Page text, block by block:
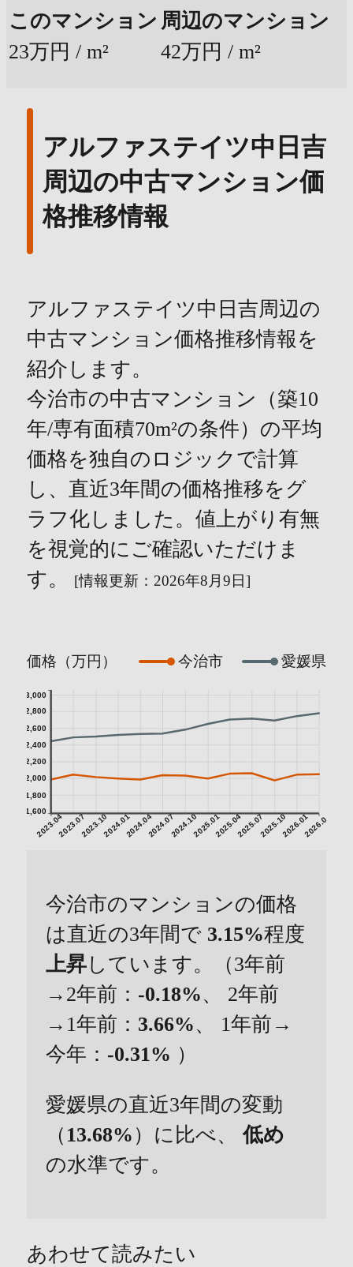
このマンション 周辺のマンション
23万円 / m²
42万円 / m²
アルファステイツ中日吉
周辺の中古マンション価
格推移情報
アルファステイツ中日吉周辺の
中古マンション価格推移情報を
紹介します。
今治市の中古マンション（築10
年/専有面積70m²の条件）の平均
価格を独自のロジックで計算
し、直近3年間の価格推移をグ
ラフ化しました。値上がり有無
を視覚的にご確認いただけま
す。
[情報更新：2026年8月9日]
価格（万円） 今治市 愛媛県
2023.042023.072023.102024.012024.042024.072024.102025.012025.042025.072025.102026.012026.04
1,600
1,800
2,000
2,200
2,400
2,600
2,800
3,000
今治市のマンションの価格
は直近の3年間で 3.15%程度
上昇しています。（3年前
→2年前： -0.18%、 2年前
→1年前： 3.66%、 1年前→
今年： -0.31% ）
愛媛県の直近3年間の変動
（ 13.68% ）に比べ、
低め
の水準です。
あわせて読みたい